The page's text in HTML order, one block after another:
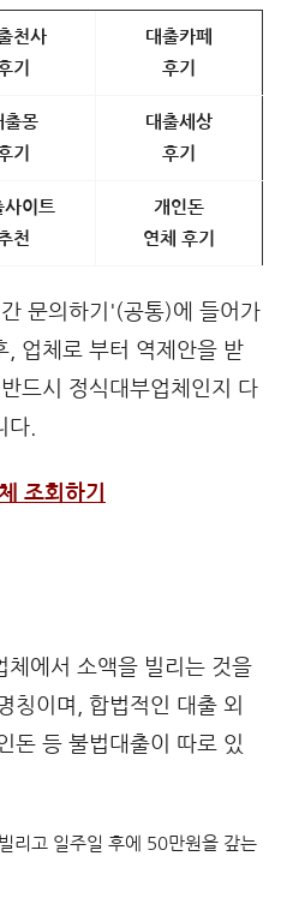
천사
기
대출카페
후기
출몽
기
대출세상
후기
사이트
천
개인돈
연체 후기
문의하기'(공통)에 들어가
, 업체로 부터 역제안을 받
드시 정식대부업체인지 다
다.
조회하기
체에서 소액을 빌리는 것을
칭이며, 합법적인 대출 외
돈 등 불법대출이 따로 있
리고 일주일 후에 50만원을 갚는